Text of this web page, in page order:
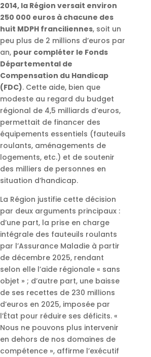
2014, la Région versait environ
250 000 euros à chacune des
huit MDPH franciliennes, soit un
peu plus de 2 millions d’euros par
an, pour compléter le Fonds
Départemental de
Compensation du Handicap
(FDC). Cette aide, bien que
modeste au regard du budget
régional de 4,5 milliards d’euros,
permettait de financer des
équipements essentiels (fauteuils
roulants, aménagements de
logements, etc.) et de soutenir
des milliers de personnes en
situation d’handicap.
La Région justifie cette décision
par deux arguments principaux :
d’une part, la prise en charge
intégrale des fauteuils roulants
par l’Assurance Maladie à partir
de décembre 2025, rendant
selon elle l’aide régionale « sans
objet » ; d’autre part, une baisse
de ses recettes de 230 millions
d’euros en 2025, imposée par
l’État pour réduire ses déficits. «
Nous ne pouvons plus intervenir
en dehors de nos domaines de
compétence », affirme l’exécutif